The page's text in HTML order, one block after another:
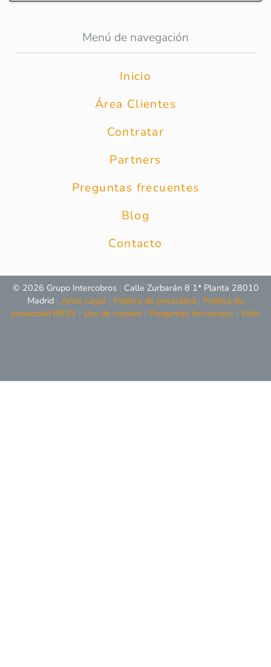
Menú de navegación
Inicio
Área Clientes
Contratar
Partners
Preguntas frecuentes
Blog
Contacto
© 2026 Grupo Intercobros
Calle Zurbarán 8 1* Planta 28010
Madrid Aviso Legal Política de privacidad
Política de
privacidad RRSS
Uso de cookies Preguntas frecuentes Web